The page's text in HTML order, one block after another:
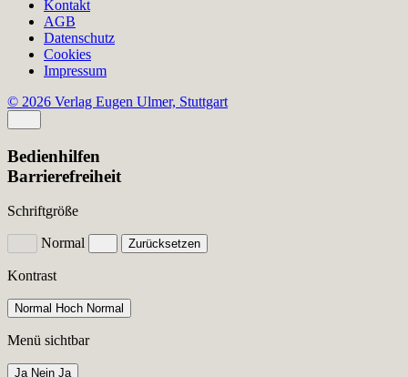
Kontakt
AGB
Datenschutz
Cookies
Impressum
© 2026 Verlag Eugen Ulmer, Stuttgart
Bedienhilfen
Barrierefreiheit
Schriftgröße
Normal Zurücksetzen
Kontrast
Normal Hoch Normal
Menü sichtbar
Ja Nein Ja